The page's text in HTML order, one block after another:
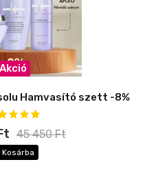
Akció
Hamvasító szett -8%
45 450 Ft
Kosárba